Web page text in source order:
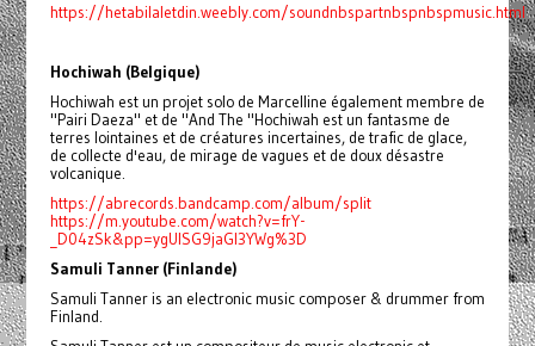
https://hetabilaletdin.weebly.com/soundnbspartnbspnbspmusic.html
Hochiwah (Belgique)
Hochiwah est un projet solo de Marcelline également membre de
"Pairi Daeza" et de "And The "Hochiwah est un fantasme de
terres lointaines et de créatures incertaines, de trafic de glace,
de collecte d'eau, de mirage de vagues et de doux désastre
volcanique.
https://abrecords.bandcamp.com/album/split
https://m.youtube.com/watch?v=frY-
_D04zSk&pp=ygUISG9jaGl3YWg%3D
Samuli Tanner (Finlande)
Samuli Tanner is an electronic music composer & drummer from
Finland.